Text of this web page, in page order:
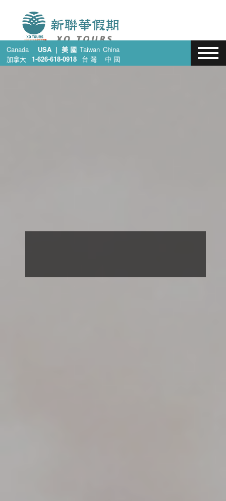
Canada
加拿大
USA | 美 國
1-626-618-0918
Taiwan
台 灣
China
中 國